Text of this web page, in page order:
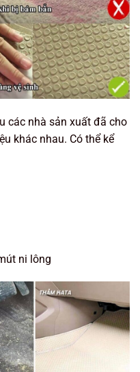
các nhà sản xuất đã cho
khác nhau. Có thể kể
ni lông